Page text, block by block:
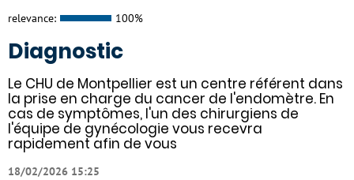
relevance: 100%
Diagnostic
Le CHU de Montpellier est un centre référent dans
la prise en charge du cancer de l'endomètre. En
cas de symptômes, l'un des chirurgiens de
l'équipe de gynécologie vous recevra
rapidement afin de vous
18/02/2026 15:25